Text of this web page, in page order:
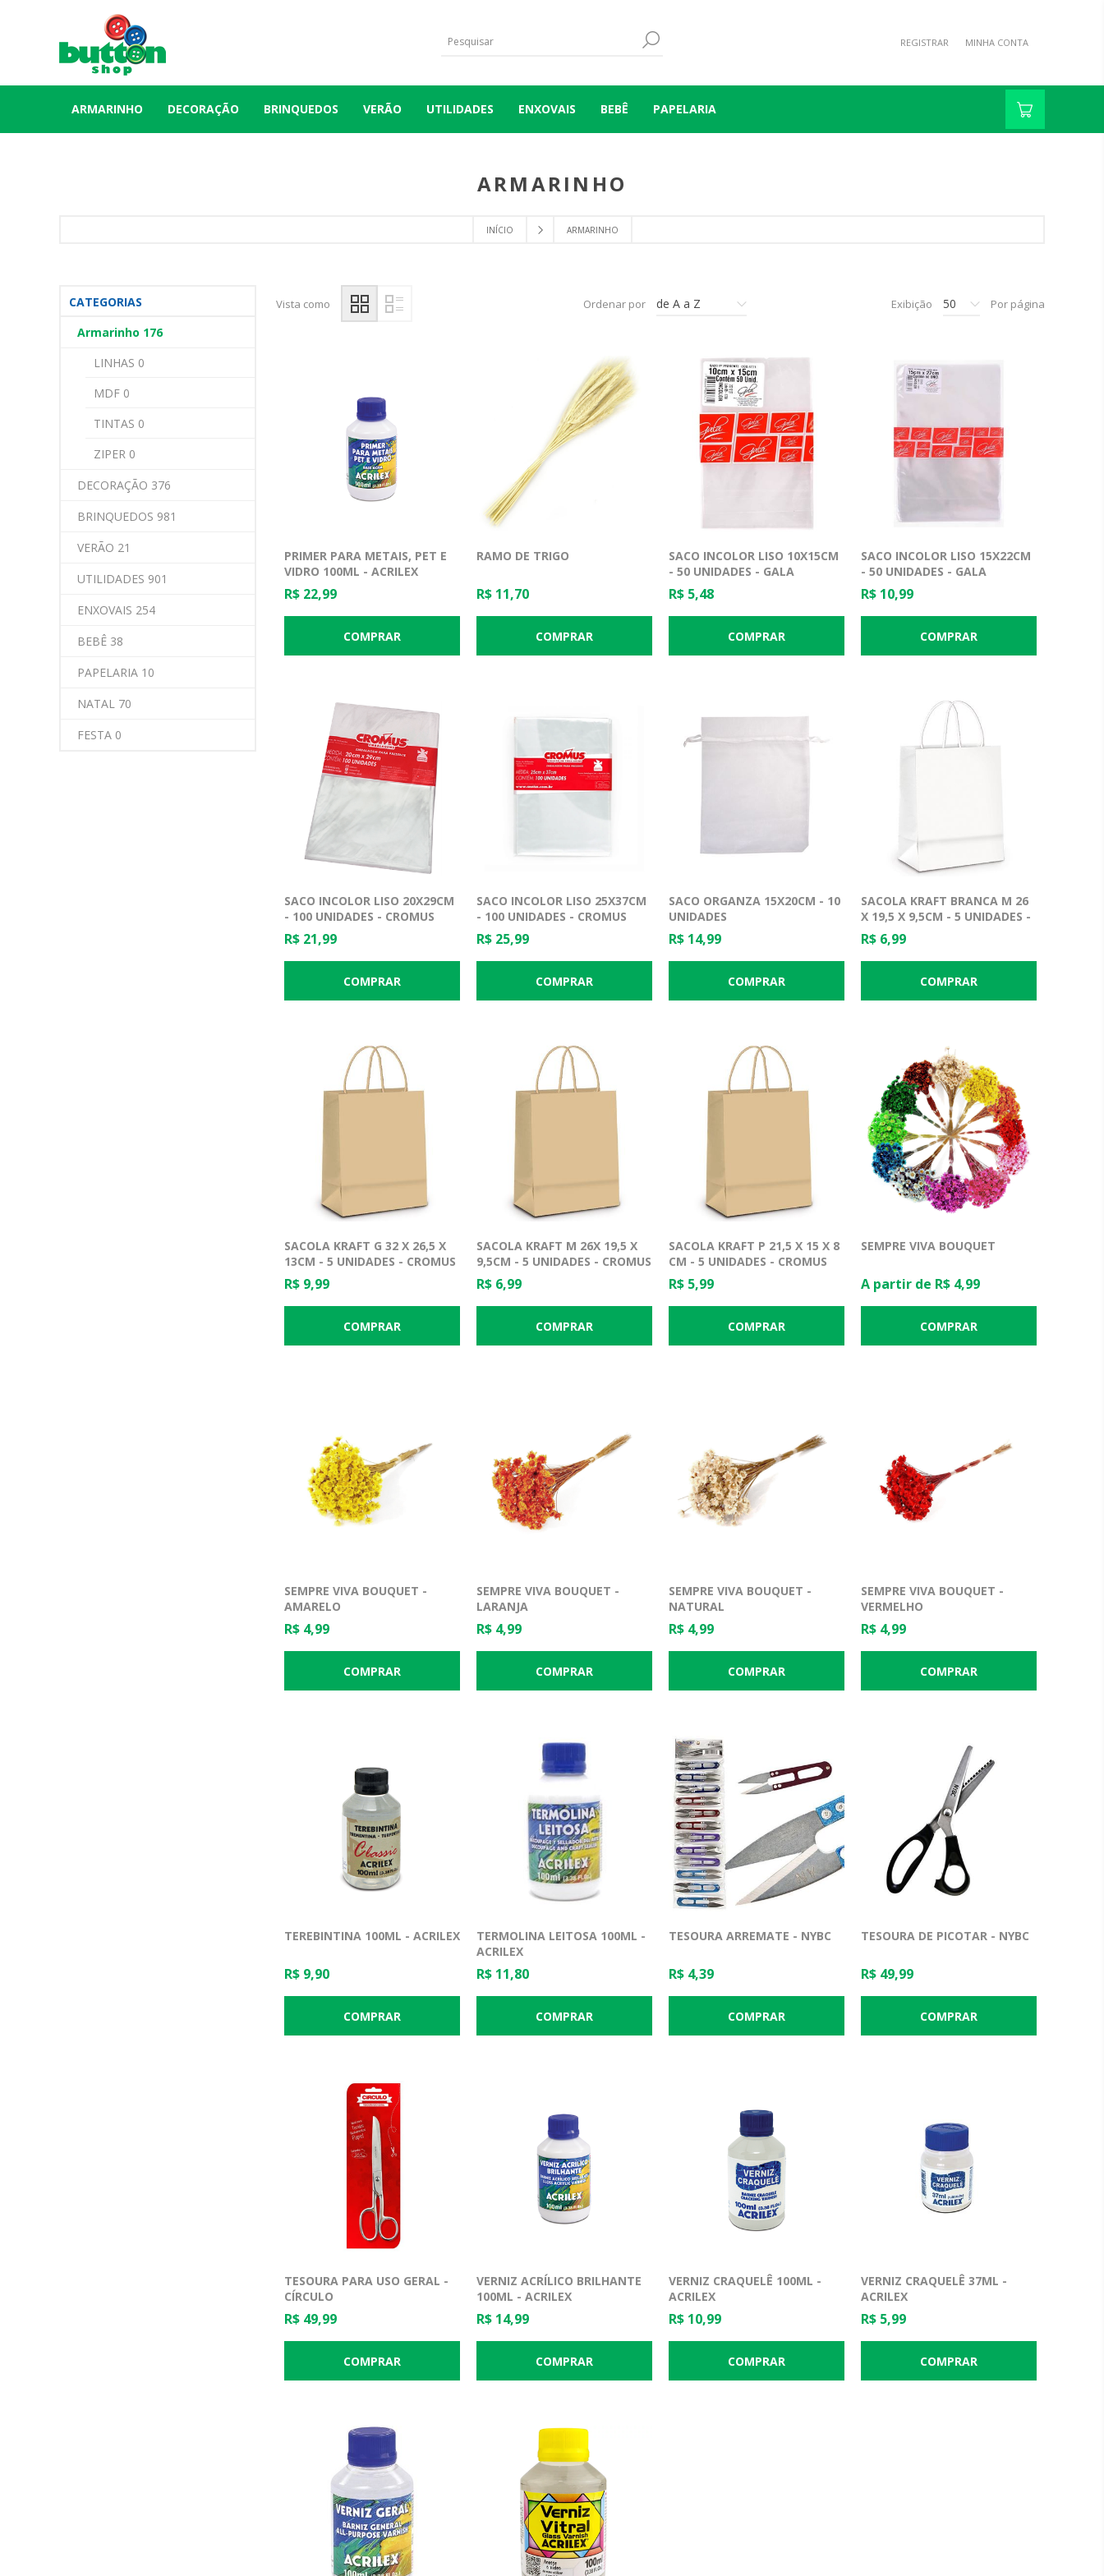
REGISTRAR MINHA CONTA
ARMARINHO DECORAÇÃO BRINQUEDOS VERÃO UTILIDADES ENXOVAIS BEBÊ PAPELARIA
INÍCIO ARMARINHO
ARMARINHO
Vista como Ordenar por de A a Z Exibição 50 Por página
PRIMER PARA METAIS, PET E
VIDRO 100ML - ACRILEX
R$ 22,99
RAMO DE TRIGO
R$ 11,70
SACO INCOLOR LISO 10X15CM
- 50 UNIDADES - GALA
EMBALAGENS
R$ 5,48
SACO INCOLOR LISO 15X22CM
- 50 UNIDADES - GALA
EMBALAGENS
R$ 10,99
SACO INCOLOR LISO 20X29CM
- 100 UNIDADES - CROMUS
R$ 21,99
SACO INCOLOR LISO 25X37CM
- 100 UNIDADES - CROMUS
R$ 25,99
SACO ORGANZA 15X20CM - 10
UNIDADES
R$ 14,99
SACOLA KRAFT BRANCA M 26
X 19,5 X 9,5CM - 5 UNIDADES -
CROMUS
R$ 6,99
SACOLA KRAFT G 32 X 26,5 X
13CM - 5 UNIDADES - CROMUS
R$ 9,99
SACOLA KRAFT M 26X 19,5 X
9,5CM - 5 UNIDADES - CROMUS
R$ 6,99
SACOLA KRAFT P 21,5 X 15 X 8
CM - 5 UNIDADES - CROMUS
R$ 5,99
SEMPRE VIVA BOUQUET
A partir de R$ 4,99
SEMPRE VIVA BOUQUET -
AMARELO
R$ 4,99
SEMPRE VIVA BOUQUET -
LARANJA
R$ 4,99
SEMPRE VIVA BOUQUET -
NATURAL
R$ 4,99
SEMPRE VIVA BOUQUET -
VERMELHO
R$ 4,99
TEREBINTINA 100ML - ACRILEX
R$ 9,90
TERMOLINA LEITOSA 100ML -
ACRILEX
R$ 11,80
TESOURA ARREMATE - NYBC
R$ 4,39
TESOURA DE PICOTAR - NYBC
R$ 49,99
TESOURA PARA USO GERAL -
CÍRCULO
R$ 49,99
VERNIZ ACRÍLICO BRILHANTE
100ML - ACRILEX
R$ 14,99
VERNIZ CRAQUELÊ 100ML -
ACRILEX
R$ 10,99
VERNIZ CRAQUELÊ 37ML -
ACRILEX
R$ 5,99
CATEGORIAS
Armarinho 176
LINHAS 0
MDF 0
TINTAS 0
ZIPER 0
DECORAÇÃO 376
BRINQUEDOS 981
VERÃO 21
UTILIDADES 901
ENXOVAIS 254
BEBÊ 38
PAPELARIA 10
NATAL 70
FESTA 0